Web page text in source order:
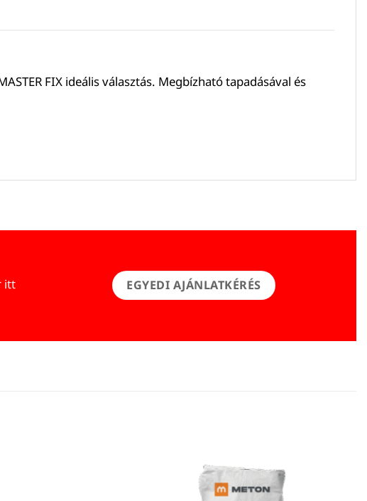
FIX ideális választás. Megbízható tapadásával és
itt
EGYEDI AJÁNLATKÉRÉS